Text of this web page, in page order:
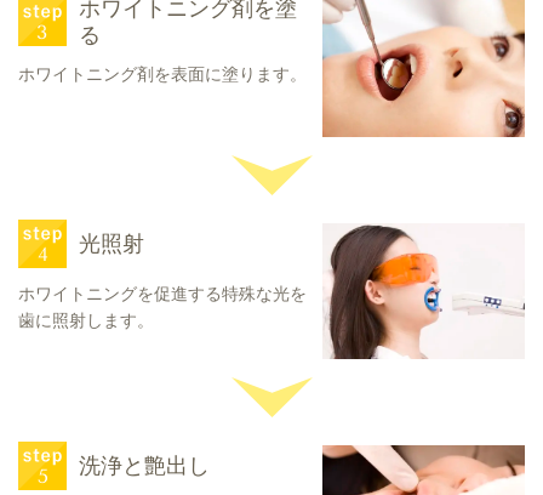
ホワイトニング剤を塗
る
ホワイトニング剤を表面に塗ります。
光照射
ホワイトニングを促進する特殊な光を
歯に照射します。
洗浄と艶出し